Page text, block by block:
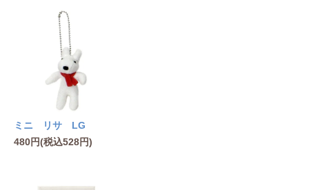
ミニ リサ LG
480円(税込528円)